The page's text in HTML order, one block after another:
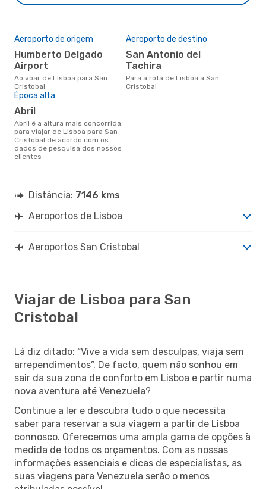
Aeroporto de origem
Humberto Delgado
Airport
Ao voar de Lisboa para San
Cristobal
Aeroporto de destino
San Antonio del
Tachira
Para a rota de Lisboa a San
Cristobal
Época alta
abril
abril é a altura mais concorrida
para viajar de Lisboa para San
Cristobal de acordo com os
dados de pesquisa dos nossos
clientes
Distância: 7146 kms
Aeroportos de Lisboa
Aeroportos San Cristobal
Viajar de Lisboa para San
Cristobal
Lá diz ditado: “Vive a vida sem desculpas, viaja sem
arrependimentos”. De facto, quem não sonhou em
sair da sua zona de conforto em Lisboa e partir numa
nova aventura até Venezuela?
Continue a ler e descubra tudo o que necessita
saber para reservar a sua viagem a partir de Lisboa
connosco. Oferecemos uma ampla gama de opções à
medida de todos os orçamentos. Com as nossas
informações essenciais e dicas de especialistas, as
suas viagens para Venezuela serão o menos